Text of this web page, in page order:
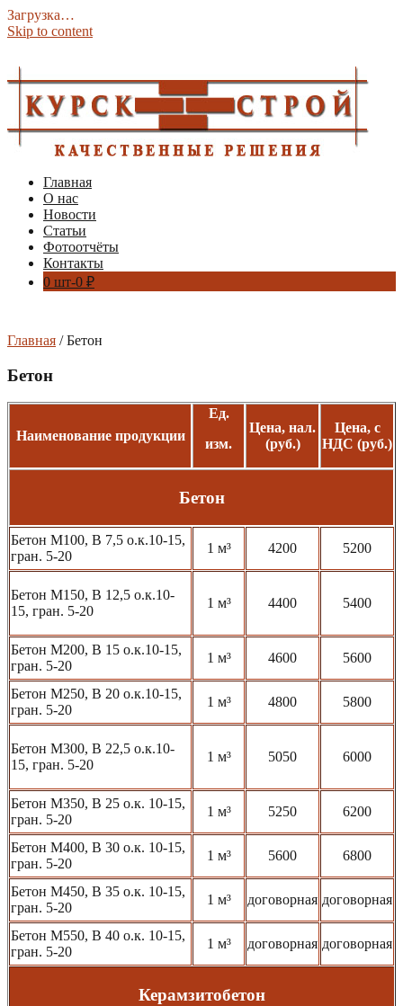
Загрузка…
Skip to content
Главная
О нас
Новости
Статьи
Фотоотчёты
Контакты
0 шт-0 ₽
Главная / Бетон
Бетон
Наименование продукции
Ед.
изм.
Цена, нал.
(руб.)
Цена, с
НДС (руб.)
Бетон
Бетон М100, В 7,5 о.к.10-15,
гран. 5-20
1 м³ 4200 5200
Бетон М150, В 12,5 о.к.10-
15, гран. 5-20
1 м³ 4400 5400
Бетон М200, В 15 о.к.10-15,
гран. 5-20
1 м³ 4600 5600
Бетон М250, В 20 о.к.10-15,
гран. 5-20
1 м³ 4800 5800
Бетон М300, В 22,5 о.к.10-
15, гран. 5-20
1 м³ 5050 6000
Бетон М350, В 25 о.к. 10-15,
гран. 5-20
1 м³ 5250 6200
Бетон М400, В 30 о.к. 10-15,
гран. 5-20
1 м³ 5600 6800
Бетон М450, В 35 о.к. 10-15,
гран. 5-20
1 м³ договорная договорная
Бетон М550, В 40 о.к. 10-15,
гран. 5-20
1 м³ договорная договорная
Керамзитобетон